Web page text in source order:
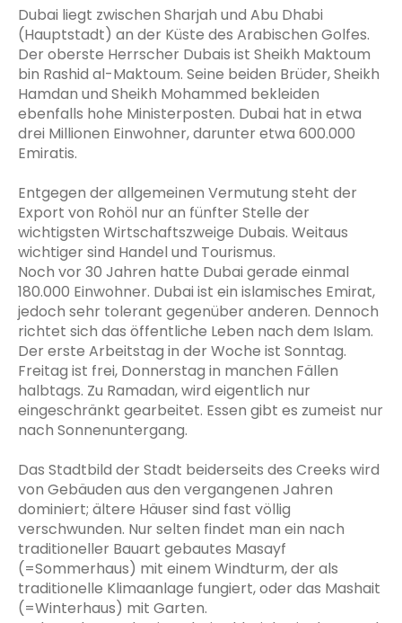
Dubai liegt zwischen Sharjah und Abu Dhabi
(Hauptstadt) an der Küste des Arabischen Golfes.
Der oberste Herrscher Dubais ist Sheikh Maktoum
bin Rashid al-Maktoum. Seine beiden Brüder, Sheikh
Hamdan und Sheikh Mohammed bekleiden
ebenfalls hohe Ministerposten. Dubai hat in etwa
drei Millionen Einwohner, darunter etwa 600.000
Emiratis.
Entgegen der allgemeinen Vermutung steht der
Export von Rohöl nur an fünfter Stelle der
wichtigsten Wirtschaftszweige Dubais. Weitaus
wichtiger sind Handel und Tourismus.
Noch vor 30 Jahren hatte Dubai gerade einmal
180.000 Einwohner. Dubai ist ein islamisches Emirat,
jedoch sehr tolerant gegenüber anderen. Dennoch
richtet sich das öffentliche Leben nach dem Islam.
Der erste Arbeitstag in der Woche ist Sonntag.
Freitag ist frei, Donnerstag in manchen Fällen
halbtags. Zu Ramadan, wird eigentlich nur
eingeschränkt gearbeitet. Essen gibt es zumeist nur
nach Sonnenuntergang.
Das Stadtbild der Stadt beiderseits des Creeks wird
von Gebäuden aus den vergangenen Jahren
dominiert; ältere Häuser sind fast völlig
verschwunden. Nur selten findet man ein nach
traditioneller Bauart gebautes Masayf
(=Sommerhaus) mit einem Windturm, der als
traditionelle Klimaanlage fungiert, oder das Mashait
(=Winterhaus) mit Garten.